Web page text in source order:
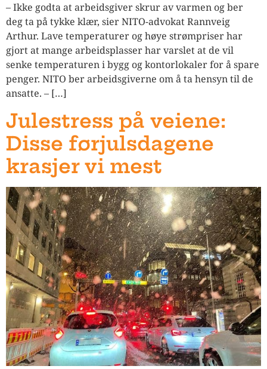
– Ikke godta at arbeidsgiver skrur av varmen og ber
deg ta på tykke klær, sier NITO-advokat Rannveig
Arthur. Lave temperaturer og høye strømpriser har
gjort at mange arbeidsplasser har varslet at de vil
senke temperaturen i bygg og kontorlokaler for å spare
penger. NITO ber arbeidsgiverne om å ta hensyn til de
ansatte. – […]
Julestress på veiene:
Disse førjulsdagene
krasjer vi mest